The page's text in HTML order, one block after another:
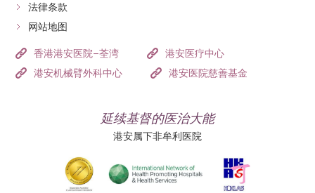
若您的肝癌与丙型肝炎相关，手术后使用直接抗病毒药
物（如索非布韦）彻底治愈丙型肝炎至关重要。成功清
除丙肝病毒可减少肝脏进一步损伤、降低肝功能衰竭风
险，并有助预防新癌症形成。即使已完成肝癌手术，根
针对无法手术或复发性肝癌的免疫治
法律条款
网站地图
香港港安医院–荃湾
港安医疗中心
港安机械臂外科中心
港安医院慈善基金
延续基督的医治大能
港安属下非牟利医院